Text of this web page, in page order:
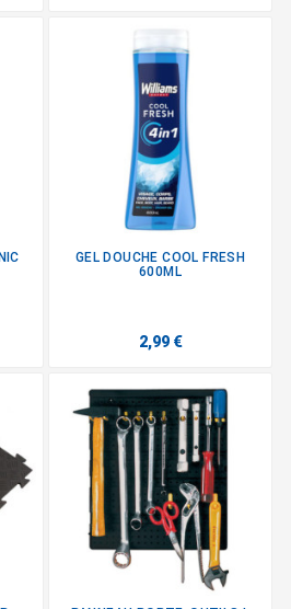
GEL DOUCHE COOL FRESH
600ML
2,99 €